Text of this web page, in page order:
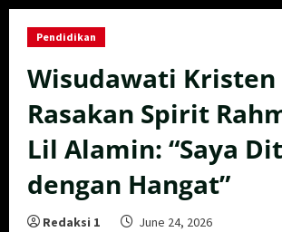
Pendidikan
Wisudawati Kristen
Rasakan Spirit
Lil Alamin: “Saya
dengan Hangat”
Redaksi 1 June 24, 2026